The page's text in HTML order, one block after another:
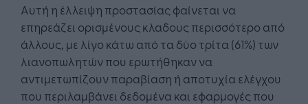
Αυτή η έλλειψη προστασίας φαίνεται να
επηρεάζει ορισμένους κλαδους περισσότερο από
άλλους, με λίγο κάτω από τα δύο τρίτα (61%) των
λιανοπωλητών που ερωτήθηκαν να
αντιμετωπίζουν παραβίαση ή αποτυχία ελέγχου
που περιλαμβάνει δεδομένα και εφαρμογές που